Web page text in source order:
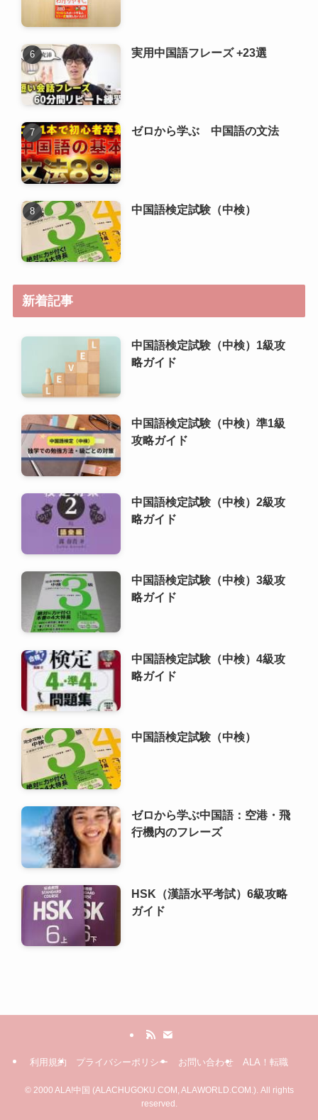
実用中国語フレーズ +23選
ゼロから学ぶ 中国語の文法
中国語検定試験（中検）
新着記事
中国語検定試験（中検）1級攻
略ガイド
中国語検定試験（中検）準1級
攻略ガイド
中国語検定試験（中検）2級攻
略ガイド
中国語検定試験（中検）3級攻
略ガイド
中国語検定試験（中検）4級攻
略ガイド
中国語検定試験（中検）
ゼロから学ぶ中国語：空港・飛
行機内のフレーズ
HSK（漢語水平考試）6級攻略
ガイド
利用規約 プライバシーポリシー お問い合わせ ALA！転職
©2000 ALA!中国 (ALACHUGOKU.COM, ALAWORLD.COM.). All rights
reserved.